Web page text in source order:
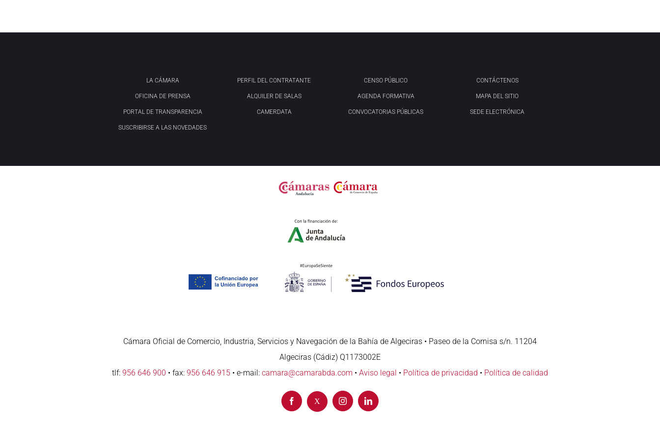
LA CÁMARA
OFICINA DE PRENSA
PORTAL DE TRANSPARENCIA
SUSCRIBIRSE A LAS NOVEDADES
PERFIL DEL CONTRATANTE
ALQUILER DE SALAS
CAMERDATA
CENSO PÚBLICO
AGENDA FORMATIVA
CONVOCATORIAS PÚBLICAS
CONTÁCTENOS
MAPA DEL SITIO
SEDE ELECTRÓNICA
Cámara Oficial de Comercio, Industria, Servicios y Navegación de la Bahía de Algeciras • Paseo de la Cornisa s/n. 11204
Algeciras (Cádiz) Q1173002E
tlf: 956 646 900 • fax: 956 646 915 • e-mail: camara@camarabda.com • Aviso legal • Política de privacidad • Política de calidad
Facebook
X InstagramLinkedIn